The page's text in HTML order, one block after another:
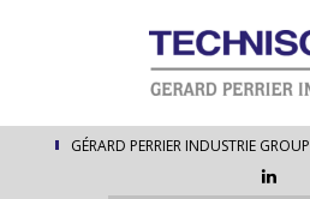
GÉRARD PERRIER INDUSTRIE GROUP